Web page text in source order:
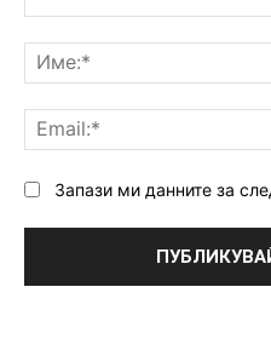
Запази ми данните за